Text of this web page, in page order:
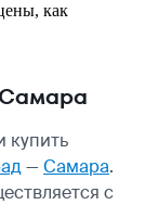
как
купить
— Самара.
с